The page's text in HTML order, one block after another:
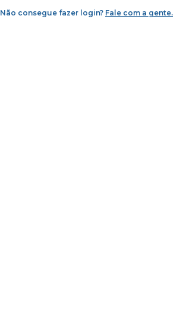
Não consegue fazer login? Fale com a gente.